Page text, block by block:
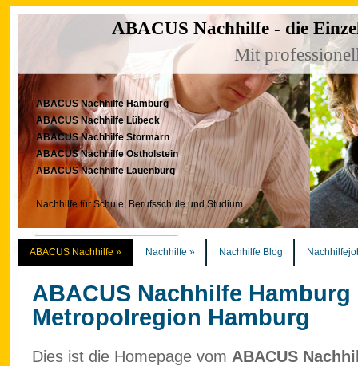
ABACUS Nachhilfe - die
Mit
ABACUS Nachhilfe Hamburg
ABACUS Nachhilfe Lübeck
ABACUS Nachhilfe Stormarn
ABACUS Nachhilfe Ostholstein
ABACUS Nachhilfe Lauenburg
Nachhilfe für Schule, Berufsschule und Studium
ABACUS Nachhilfe » Nachhilfe » Nachhilfe Blog
ABACUS Nachhilfe Hamburg
Metropolregion Hamburg
Dies ist die Homepage vom ABACUS